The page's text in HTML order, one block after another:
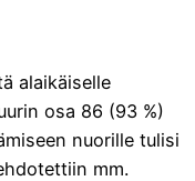
alaikäiselle
osa 86 (93 %)
nuorille tulisi
mm.